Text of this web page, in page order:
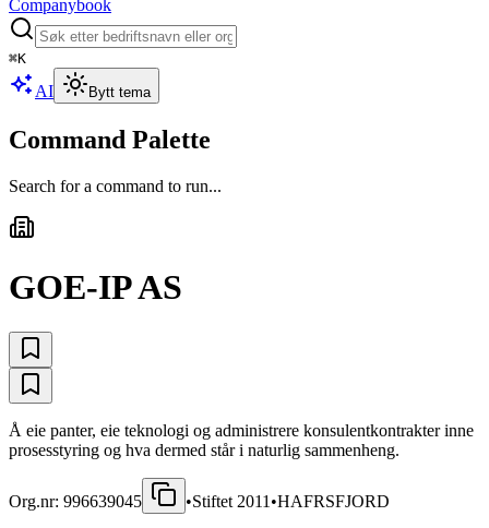
Companybook
⌘K
AI Bytt tema
Command Palette
Search for a command to run...
GOE-IP AS
Å eie panter, eie teknologi og administrere konsulentkontrakter inne
prosesstyring og hva dermed står i naturlig sammenheng.
Org.nr: 996639045 •Stiftet 2011 •HAFRSFJORD